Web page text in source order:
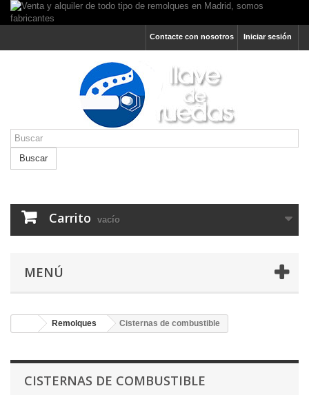
Iniciar sesión
Contacte con nosotros
Buscar
Carrito vacío
MENÚ
Remolques Cisternas de combustible
CISTERNAS DE COMBUSTIBLE